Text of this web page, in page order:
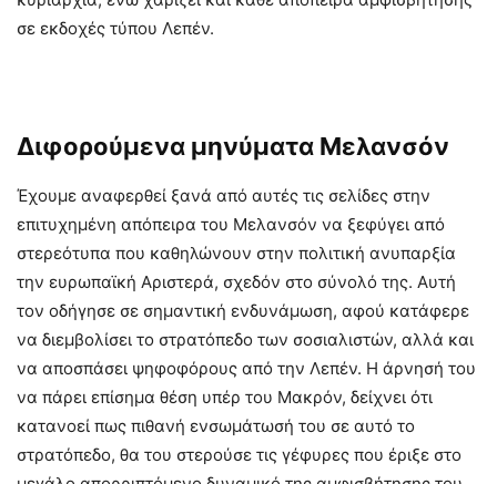
σε εκδοχές τύπου Λεπέν.
Διφορούμενα μηνύματα Μελανσόν
Έχουμε αναφερθεί ξανά από αυτές τις σελίδες στην
επιτυχημένη απόπειρα του Μελανσόν να ξεφύγει από
στερεότυπα που καθηλώνουν στην πολιτική ανυπαρξία
την ευρωπαϊκή Αριστερά, σχεδόν στο σύνολό της. Αυτή
τον οδήγησε σε σημαντική ενδυνάμωση, αφού κατάφερε
να διεμβολίσει το στρατόπεδο των σοσιαλιστών, αλλά και
να αποσπάσει ψηφοφόρους από την Λεπέν. Η άρνησή του
να πάρει επίσημα θέση υπέρ του Μακρόν, δείχνει ότι
κατανοεί πως πιθανή ενσωμάτωσή του σε αυτό το
στρατόπεδο, θα του στερούσε τις γέφυρες που έριξε στο